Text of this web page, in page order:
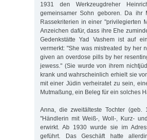
1931 den Werkzeugdreher
gemeinsamer Sohn geboren. Da
Rassekriterien in einer "privilegierten
Anzeichen dafür, dass ihre Ehe
Gedenkstätte Yad Vashem ist auf
vermerkt: "She was mistreated by her
given an overdose pills by her
jewess." (Sie wurde von ihrem
krank und wahrscheinlich erhielt sie
mit einer Jüdin verheiratet zu sein,
Mutmaßung, ein Beleg für ein solches
Anna, die zweitälteste Tochter (geb.
"Händlerin mit Weiß-, Woll-, Kurz-
erwirkt. Ab 1930 wurde sie im
geführt. Das Geschäft hatte